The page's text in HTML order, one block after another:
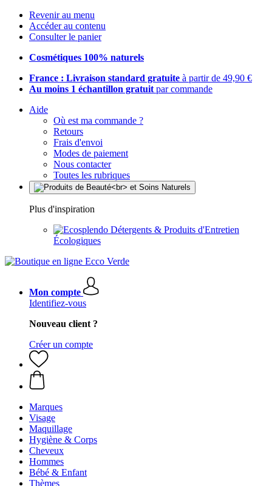
Revenir au menu
Accéder au contenu
Consulter le panier
Cosmétiques 100% naturels
France : Livraison standard gratuite à partir de 49,90 €
Au moins 1 échantillon gratuit par commande
Aide
Où est ma commande ?
Retours
Frais d'envoi
Modes de paiement
Nous contacter
Toutes les rubriques
Plus d'inspiration
Détergents & Produits d'Entretien
Écologiques
Mon compte
Identifiez-vous
Nouveau client ?
Créer un compte
Marques
Visage
Maquillage
Hygiène & Corps
Cheveux
Hommes
Bébé & Enfant
Thèmes